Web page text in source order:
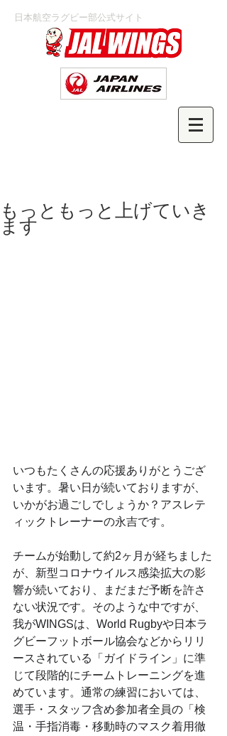
日本航空ラグビー部公式サイト
もっともっと上げていき
ます
いつもたくさんの応援ありがとうござ
います。暑い日が続いておりますが、
いかがお過ごしでしょうか？アスレテ
ィックトレーナーの永吉です。
チームが始動して約2ヶ月が経ちました
が、新型コロナウイルス感染拡大の影
響が続いており、まだまだ予断を許さ
ない状況です。そのような中ですが、
我がWINGSは、World Rugbyや日本ラ
グビーフットボール協会などからリリ
ースされている「ガイドライン」に準
じて段階的にチームトレーニングを進
めています。通常の練習においては、
選手・スタッフ含め参加者全員の「検
温・手指消毒・移動時のマスク着用徹